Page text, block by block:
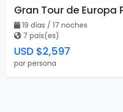
Gran Tour de Europa
19 días / 17 noches
7 país(es)
USD $2,597
por persona